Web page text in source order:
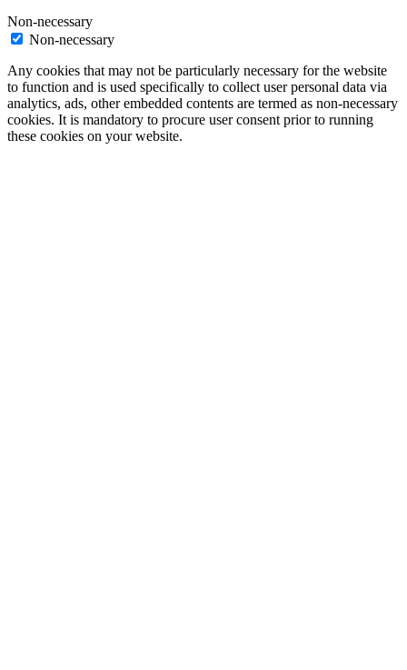
Non-necessary
Non-necessary
Any cookies that may not be particularly necessary for the website
to function and is used specifically to collect user personal data via
analytics, ads, other embedded contents are termed as non-necessary
cookies. It is mandatory to procure user consent prior to running
these cookies on your website.